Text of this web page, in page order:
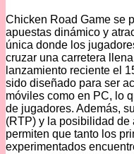
Chicken Road Game se
apuestas dinámico y
única donde los
cruzar una carretera
lanzamiento reciente el
sido diseñado para ser
móviles como en PC, lo
de jugadores. Además,
(RTP) y la posibilidad
permiten que tanto los
experimentados